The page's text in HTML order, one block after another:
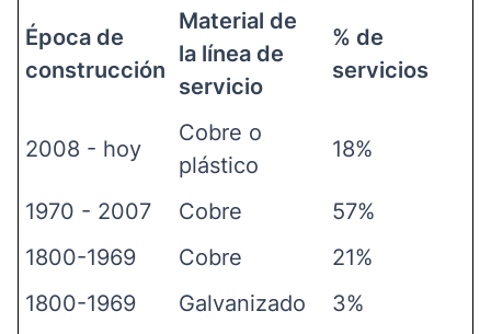
Época de
construcción
Material de
la línea de
servicio
% de
servicios
2008 - hoy
Cobre o
plástico
18%
1970 - 2007 Cobre
57%
1800-1969
Cobre
21%
1800-1969
Galvanizado 3%